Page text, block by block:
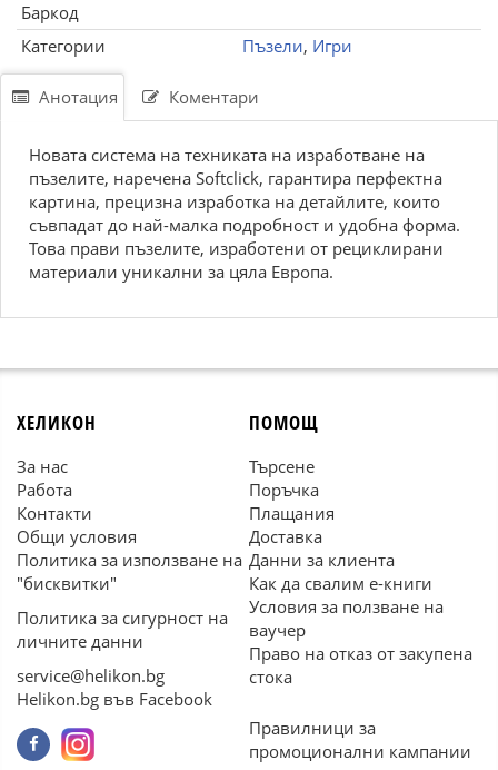
Баркод
Категории
Пъзели, Игри
Анотация Коментари
Новата система на техниката на изработване на
пъзелите, наречена Softclick, гарантира перфектна
картина, прецизна изработка на детайлите, които
съвпадат до най-малка подробност и удобна форма.
Това прави пъзелите, изработени от рециклирани
материали уникални за цяла Европа.
ХЕЛИКОН
За нас
Работа
Контакти
Общи условия
Политика за използване на
"бисквитки"
Политика за сигурност на
личните данни
service@helikon.bg
Helikon.bg във Facebook
ПОМОЩ
Търсене
Поръчка
Плащания
Доставка
Данни за клиента
Как да свалим е-книги
Условия за ползване на
ваучер
Право на отказ от закупена
стока
Правилници за
промоционални кампании